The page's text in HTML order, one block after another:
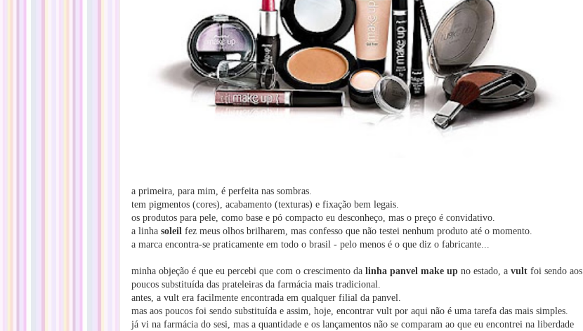
a primeira, para mim, é perfeita nas sombras.
tem pigmentos (cores), acabamento (texturas) e fixação bem legais.
os produtos para pele, como base e pó compacto eu desconheço, mas o preço é convidativo.
a linha soleil fez meus olhos brilharem, mas confesso que não testei nenhum produto até o momento.
a marca encontra-se praticamente em todo o brasil - pelo menos é o que diz o fabricante...
minha objeção é que eu percebi que com o crescimento da linha panvel make up no estado, a vult foi sendo aos
poucos substituída das prateleiras da farmácia mais tradicional.
antes, a vult era facilmente encontrada em qualquer filial da panvel.
mas aos poucos foi sendo substituída e assim, hoje, encontrar vult por aqui não é uma tarefa das mais simples.
já vi na farmácia do sesi, mas a quantidade e os lançamentos não se comparam ao que eu encontrei na liberdade